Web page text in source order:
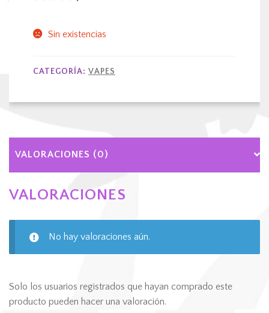
Sin existencias
CATEGORÍA: VAPES
VALORACIONES (0)
VALORACIONES
No hay valoraciones aún.
Solo los usuarios registrados que hayan comprado este
producto pueden hacer una valoración.